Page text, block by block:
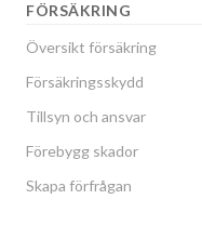
FÖRSÄKRING
Översikt försäkring
Försäkringsskydd
Tillsyn och ansvar
Förebygg skador
Skapa förfrågan